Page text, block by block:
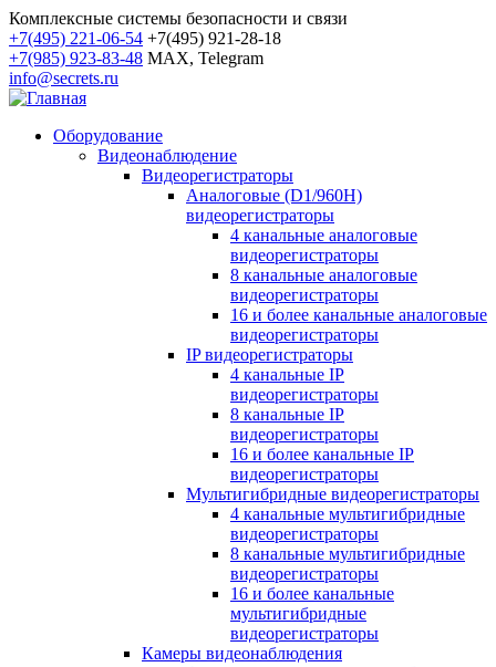
Комплексные системы безопасности и связи
+7(495) 221-06-54 +7(495) 921-28-18
+7(985) 923-83-48 MAX, Telegram
info@secrets.ru
Оборудование
Видеонаблюдение
Видеорегистраторы
Аналоговые (D1/960H)
видеорегистраторы
4 канальные аналоговые
видеорегистраторы
8 канальные аналоговые
видеорегистраторы
16 и более канальные аналоговые
видеорегистраторы
IP видеорегистраторы
4 канальные IP
видеорегистраторы
8 канальные IP
видеорегистраторы
16 и более канальные IP
видеорегистраторы
Мультигибридные видеорегистраторы
4 канальные мультигибридные
видеорегистраторы
8 канальные мультигибридные
видеорегистраторы
16 и более канальные
мультигибридные
видеорегистраторы
Камеры видеонаблюдения